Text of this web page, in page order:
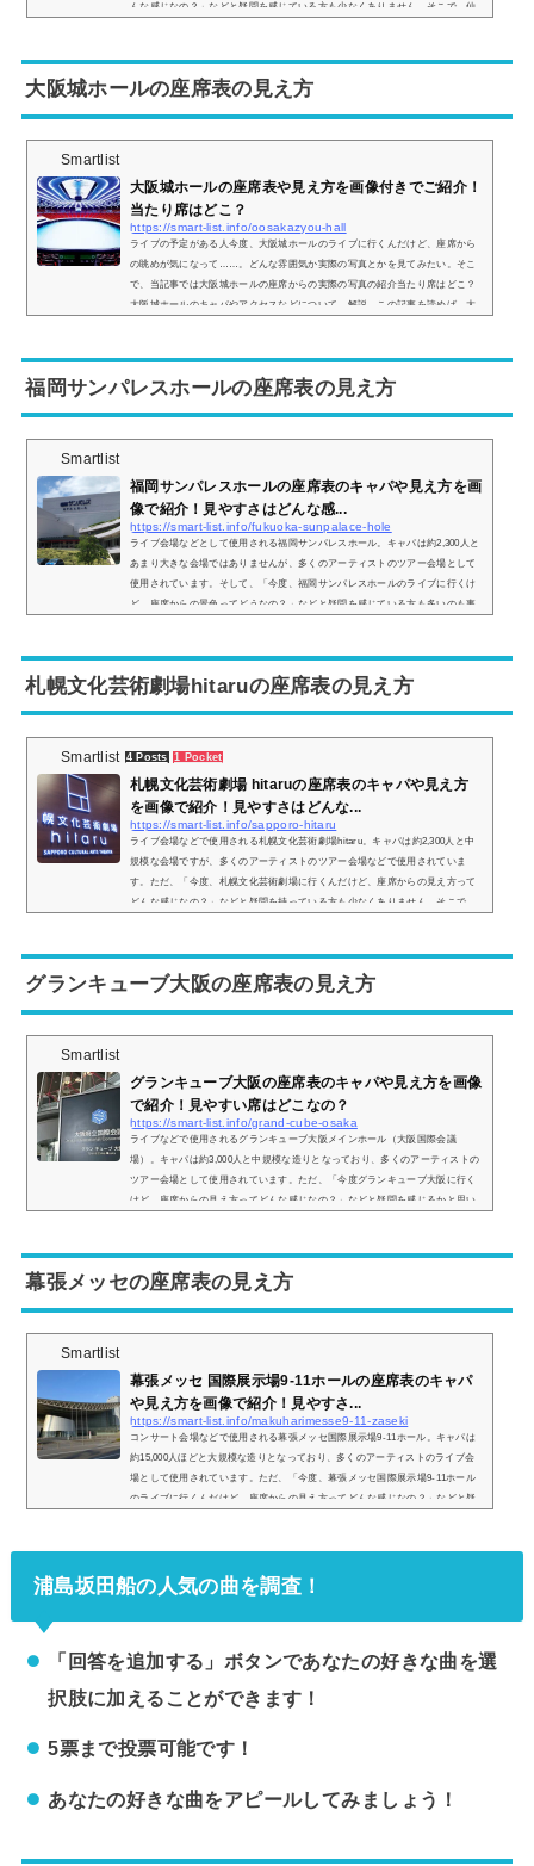
んな感じなの？」などと疑問を感じている方も少なくありません。そこで、仙
ルの座席表やキャパは？仙台サンプラザホールの座席表の画像は以下の通りで
す。会場...
大阪城ホールの座席表の見え方
Smartlist
大阪城ホールの座席表や見え方を画像付きでご紹介！
当たり席はどこ？
https://smart-list.info/oosakazyou-hall
ライブの予定がある人今度、大阪城ホールのライブに行くんだけど、座席から
の眺めが気になって……。どんな雰囲気か実際の写真とかを見てみたい。そこ
で、当記事では大阪城ホールの座席からの実際の写真の紹介当たり席はどこ？
大阪城ホールのキャパやアクセスなどについて、解説。この記事を読めば、大
パは？まず、大阪城ホールはステージパターンAステージパターンBステージ
パ...
福岡サンパレスホールの座席表の見え方
Smartlist
福岡サンパレスホールの座席表のキャパや見え方を画
像で紹介！見やすさはどんな感...
https://smart-list.info/fukuoka-sunpalace-hole
ライブ会場などとして使用される福岡サンパレスホール。キャパは約2,300人と
あまり大きな会場ではありませんが、多くのアーティストのツアー会場として
使用されています。そして、「今度、福岡サンパレスホールのライブに行くけ
ど、座席からの景色ってどうなの？」などと疑問を感じている方も多いのも事
レスホールの座席表とキャパは？福岡サンパレスホールの座席表は以下の通り
です。...
札幌文化芸術劇場hitaruの座席表の見え方
Smartlist 4 Posts 1 Pocket
札幌文化芸術劇場 hitaruの座席表のキャパや見え方
を画像で紹介！見やすさはどんな...
https://smart-list.info/sapporo-hitaru
ライブ会場などで使用される札幌文化芸術劇場hitaru。キャパは約2,300人と中
規模な会場ですが、多くのアーティストのツアー会場などで使用されていま
す。ただ、「今度、札幌文化芸術劇場に行くんだけど、座席からの見え方って
どんな感じなの？」などと疑問を持っている方も少なくありません。そこで、
は 1階...
グランキューブ大阪の座席表の見え方
Smartlist
グランキューブ大阪の座席表のキャパや見え方を画像
で紹介！見やすい席はどこなの？
https://smart-list.info/grand-cube-osaka
ライブなどで使用されるグランキューブ大阪メインホール（大阪国際会議
場）。キャパは約3,000人と中規模な造りとなっており、多くのアーティストの
ツアー会場として使用されています。ただ、「今度グランキューブ大阪に行く
けど、座席からの見え方ってどんな感じなの？」などと疑問を感じるかと思い
グランキューブ大阪の座席表の画像は以下の通りです。会場の造りは 1階席 2階
席の2...
幕張メッセの座席表の見え方
Smartlist
幕張メッセ 国際展示場9-11ホールの座席表のキャパ
や見え方を画像で紹介！見やすさ...
https://smart-list.info/makuharimesse9-11-zaseki
コンサート会場などで使用される幕張メッセ国際展示場9-11ホール。キャパは
約15,000人ほどと大規模な造りとなっており、多くのアーティストのライブ会
場として使用されています。ただ、「今度、幕張メッセ国際展示場9-11ホール
のライブに行くんだけど、座席からの見え方ってどんな感じなの？」などと疑
ルや4〜6...
浦島坂田船の人気の曲を調査！
「回答を追加する」ボタンであなたの好きな曲を選
択肢に加えることができます！
5票まで投票可能です！
あなたの好きな曲をアピールしてみましょう！